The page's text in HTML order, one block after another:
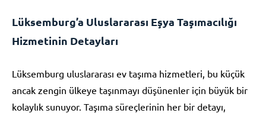
Lüksemburg’a Uluslararası Eşya Taşımacılığı
Hizmetinin Detayları
Lüksemburg uluslararası ev taşıma hizmetleri, bu küçük
ancak zengin ülkeye taşınmayı düşünenler için büyük bir
kolaylık sunuyor. Taşıma süreçlerinin her bir detayı,